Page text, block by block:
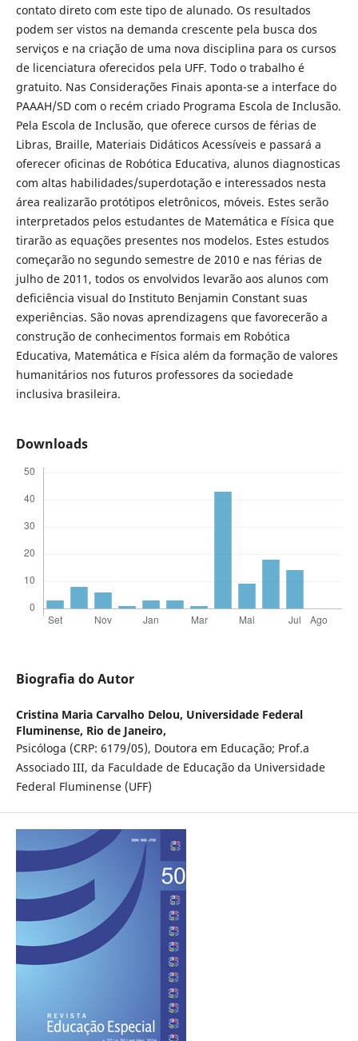
contato direto com este tipo de alunado. Os resultados
podem ser vistos na demanda crescente pela busca dos
serviços e na criação de uma nova disciplina para os cursos
de licenciatura oferecidos pela UFF. Todo o trabalho é
gratuito. Nas Considerações Finais aponta-se a interface do
PAAAH/SD com o recém criado Programa Escola de Inclusão.
Pela Escola de Inclusão, que oferece cursos de férias de
Libras, Braille, Materiais Didáticos Acessíveis e passará a
oferecer oficinas de Robótica Educativa, alunos diagnosticas
com altas habilidades/superdotação e interessados nesta
área realizarão protótipos eletrônicos, móveis. Estes serão
interpretados pelos estudantes de Matemática e Física que
tirarão as equações presentes nos modelos. Estes estudos
começarão no segundo semestre de 2010 e nas férias de
julho de 2011, todos os envolvidos levarão aos alunos com
deficiência visual do Instituto Benjamin Constant suas
experiências. São novas aprendizagens que favorecerão a
construção de conhecimentos formais em Robótica
Educativa, Matemática e Física além da formação de valores
humanitários nos futuros professores da sociedade
inclusiva brasileira.
Downloads
Biografia do Autor
Cristina Maria Carvalho Delou, Universidade Federal
Fluminense, Rio de Janeiro,
Psicóloga (CRP: 6179/05), Doutora em Educação; Prof.a
Associado III, da Faculdade de Educação da Universidade
Federal Fluminense (UFF)